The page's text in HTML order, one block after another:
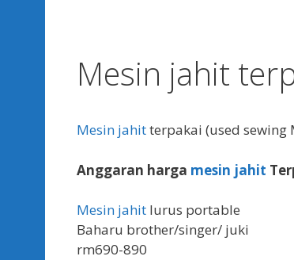
Mesin jahit
Mesin jahitterpakai (used
Anggaran harga mesin jahit
Mesin jahit lurus portable
Baharu brother/singer/ juki
rm690-890